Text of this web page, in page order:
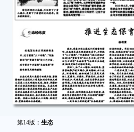
第14版： 生态